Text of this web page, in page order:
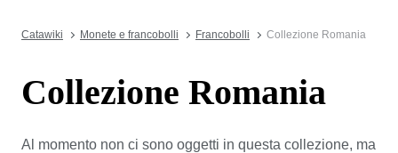
Catawiki Monete e francobolli Francobolli Collezione Romania
Collezione Romania
Al momento non ci sono oggetti in questa collezione, ma